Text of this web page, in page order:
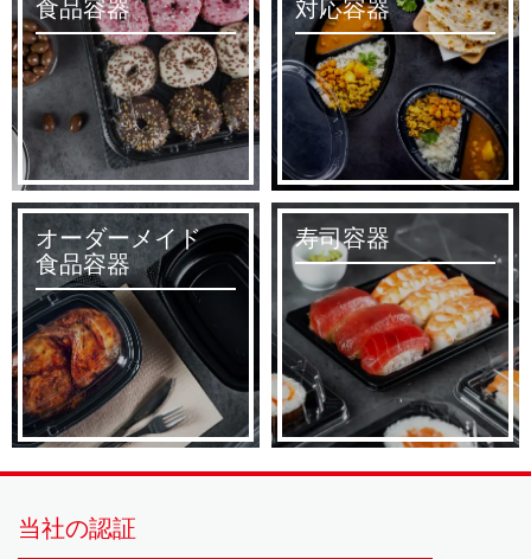
食品容器
対応容器
オーダーメイド
食品容器
寿司容器
当社の認証